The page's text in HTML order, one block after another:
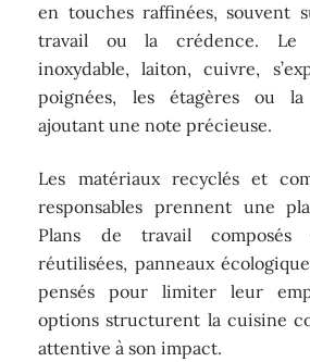
en touches raffinées, souvent
travail ou la crédence. Le
inoxydable, laiton, cuivre,
poignées, les étagères ou
ajoutant une note précieuse.
Les matériaux recyclés et
responsables prennent une
Plans de travail composés
réutilisées, panneaux
pensés pour limiter leur
options structurent la cuisine
attentive à son impact.